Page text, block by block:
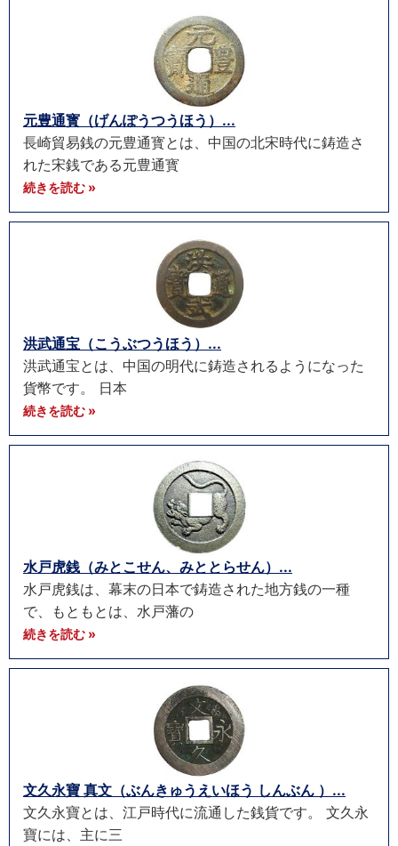
元豊通寳（げんぽうつうほう）...
長崎貿易銭の元豊通寳とは、中国の北宋時代に鋳造さ
れた宋銭である元豊通寳
続きを読む »
洪武通宝（こうぶつうほう）...
洪武通宝とは、中国の明代に鋳造されるようになった
貨幣です。 日本
続きを読む »
水戸虎銭（みとこせん、みととらせん）...
水戸虎銭は、幕末の日本で鋳造された地方銭の一種
で、もともとは、水戸藩の
続きを読む »
文久永寶 真文（ぶんきゅうえいほう しんぶん ）...
文久永寶とは、江戸時代に流通した銭貨です。 文久永
寶には、主に三